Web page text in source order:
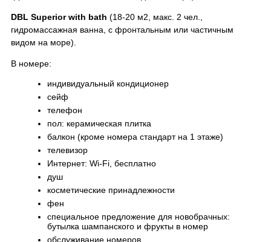
DBL Superior with bath (18-20 м2, макс. 2 чел.,
гидромассажная ванна, с фронтальным или частичным
видом на море).
В номере:
индивидуальный кондиционер
сейф
телефон
пол: керамическая плитка
балкон (кроме номера стандарт на 1 этаже)
телевизор
Интернет: Wi-Fi, бесплатно
душ
косметические принадлежности
фен
специальное предложение для новобрачных:
бутылка шампанского и фрукты в номер
обслуживание номеров